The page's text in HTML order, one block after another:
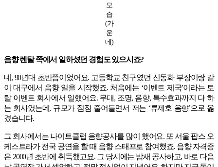
모
습
(가
운
데)
음향 렌탈 쪽에서 일하셨던 경험도 있으시죠?
네, 90년대 초반쯤이었어요. 고등학교 친구였던 신동화 부장이랑 같
이 대구에서 음향 일을 시작했죠. 처음에는 ‘이벤트 제국’이라는 토
탈 이벤트 회사에서 일했어요. 무대, 조명, 음향, 특수효과까지 다 하
는 회사였는데, 규모가 점점 줄어들면서 저는 ‘류제호 음향’으로 옮
겼습니다.
그 회사에서는 나이트클럽 음향공사를 많이 했어요. 또 서울 팝스 오
케스트라가 전국 공연을 할 때 음향 스태프로 참여했죠. 음향 자격증
은 2000년 초반에 취득했고요. 그 당시에는 밤새 공사하고, 바로 다음